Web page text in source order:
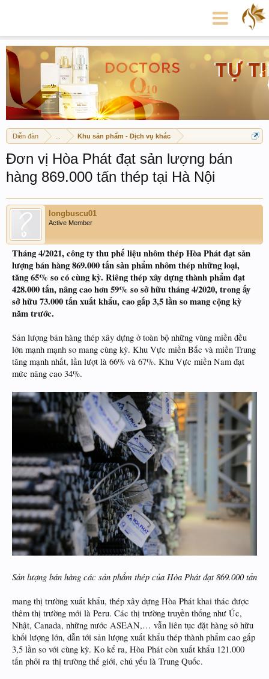
Diễn đàn Khu sản phẩm - Dịch vụ khác
Đơn vị Hòa Phát đạt sản lượng bán
hàng 869.000 tấn thép tại Hà Nội
longbuscu01
Active Member
Tháng 4/2021, công ty thu phế liệu nhôm thép Hòa Phát đạt sản
lượng bán hàng 869.000 tấn sản phẩm nhôm thép những loại,
tăng 65% so có cùng kỳ. Riêng thép xây dựng thành phẩm đạt
428.000 tấn, nâng cao hơn 59% so sở hữu tháng 4/2020, trong ấy
sở hữu 73.000 tấn xuất khẩu, cao gấp 3,5 lần so mang cộng kỳ
năm trước.
Sản lượng bán hàng thép xây dựng ở toàn bộ những vùng miền đều
lớn mạnh mạnh so mang cùng kỳ. Khu Vực miền Bắc và miền Trung
tăng mạnh nhất, lần lượt là 66% và 67%. Khu Vực miền Nam đạt
mức nâng cao 34%.
Sản lượng bán hàng các sản phẩm thép của Hòa Phát đạt 869.000 tấn
mang thị trường xuất khẩu, thép xây dựng Hòa Phát khai thác được
thêm thị trường mới là Peru. Các thị trường truyền thống như Úc,
Nhật, Canada, những nước ASEAN,… vẫn liên tục đặt hàng sở hữu
khối lượng lớn, dẫn tới sản lượng xuất khẩu thép thành phẩm cao gấp
3,5 lần so với cùng kỳ. Ko kể ra, Hòa Phát còn xuất khẩu 121.000
tấn phôi ra thị trường thế giới, chủ yếu là Trung Quốc.